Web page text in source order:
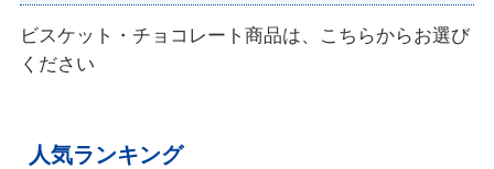
ビスケット・チョコレート商品は、こちらからお選び
ください
人気ランキング